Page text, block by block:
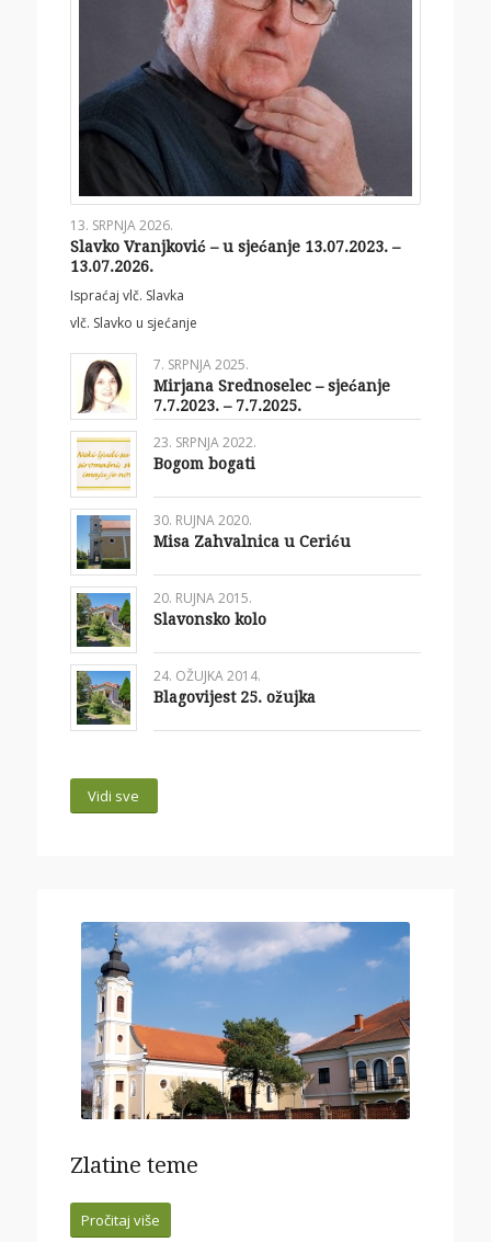
13. SRPNJA 2026.
Slavko Vranjković – u sjećanje 13.07.2023. –
13.07.2026.
Ispraćaj vlč. Slavka
vlč. Slavko u sjećanje
7. SRPNJA 2025.
Mirjana Srednoselec – sjećanje
7.7.2023. – 7.7.2025.
23. SRPNJA 2022.
Bogom bogati
30. RUJNA 2020.
Misa Zahvalnica u Ceriću
20. RUJNA 2015.
Slavonsko kolo
24. OŽUJKA 2014.
Blagovijest 25. ožujka
Vidi sve
Zlatine teme
Pročitaj više